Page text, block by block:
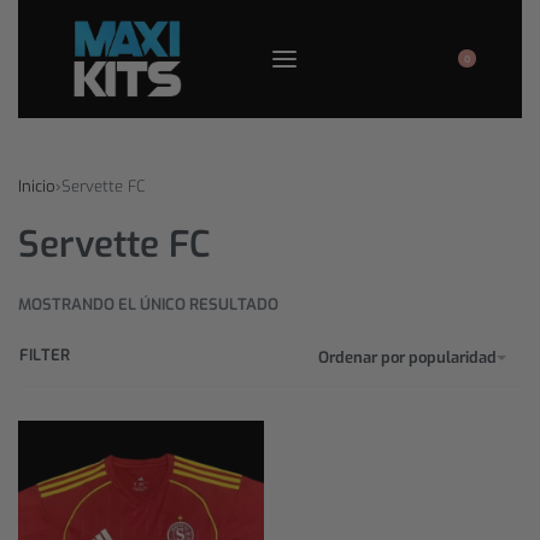
0
Inicio›Servette FC
Servette FC
MOSTRANDO EL ÚNICO RESULTADO
Ordenar por popularidad
FILTER